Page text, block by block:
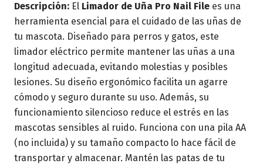
Descripción: El Limador de Uña Pro Nail File es una
herramienta esencial para el cuidado de las uñas de
tu mascota. Diseñado para perros y gatos, este
limador eléctrico permite mantener las uñas a una
longitud adecuada, evitando molestias y posibles
lesiones. Su diseño ergonómico facilita un agarre
cómodo y seguro durante su uso. Además, su
funcionamiento silencioso reduce el estrés en las
mascotas sensibles al ruido. Funciona con una pila AA
(no incluida) y su tamaño compacto lo hace fácil de
transportar y almacenar. Mantén las patas de tu